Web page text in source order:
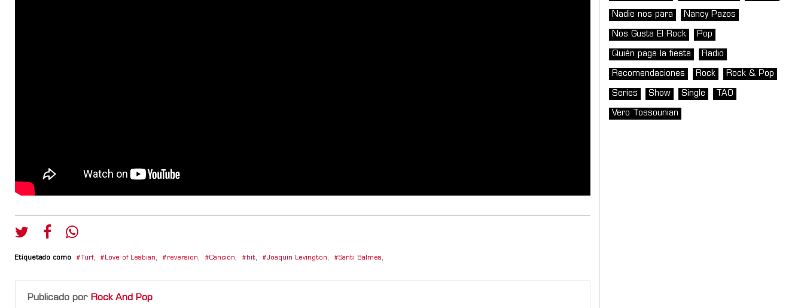
Etiquetado como Turf, Love of Lesbian, reversion, Canción, hit, Joaquin Levington, Santi Balmes,
Publicado por Rock And Pop
Nadie nos para Nancy Pazos
Nos Gusta El Rock Pop
Quién paga la fiesta Radio
Recomendaciones Rock Rock & Pop
Series Show Single TAO
Vero Tossounian